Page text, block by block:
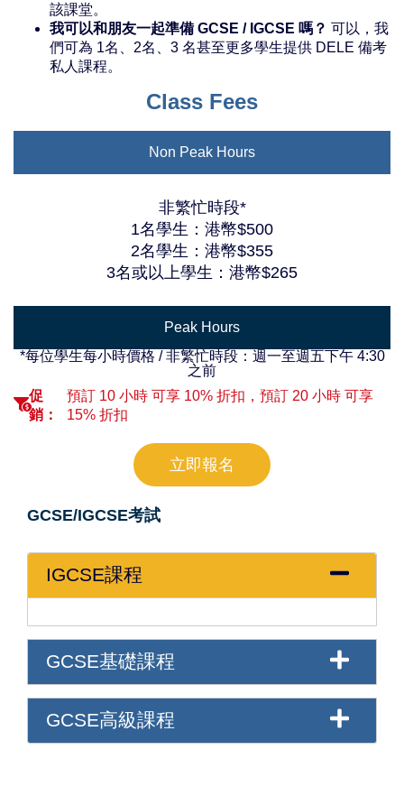
該課堂。
我可以和朋友一起準備 GCSE / IGCSE 嗎？ 可以，我
們可為 1名、2名、3 名甚至更多學生提供 DELE 備考
私人課程。
Class Fees
Non Peak Hours
Peak Hours
非繁忙時段*
1名學生：港幣$500
2名學生：港幣$355
3名或以上學生：港幣$265
*每位學生每小時價格 / 非繁忙時段：週一至週五下午 4:30
之前
促
銷：
預訂 10 小時 可享 10% 折扣，預訂 20 小時 可享
15% 折扣
立即報名
GCSE/IGCSE考試
IGCSE課程
GCSE基礎課程
GCSE高級課程